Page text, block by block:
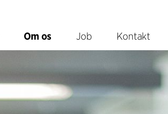
Om os Job Kontakt